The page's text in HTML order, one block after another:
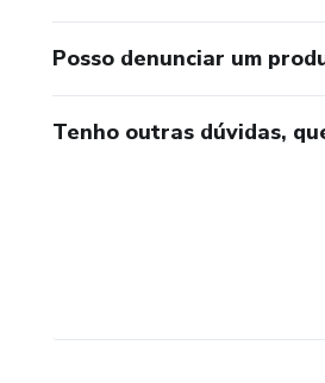
Posso denunciar um
Tenho outras dúvidas,